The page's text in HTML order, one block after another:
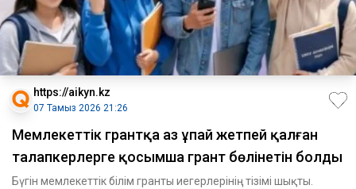
https://aikyn.kz
07 Тамыз 2026 21:26
Мемлекеттік грантқа аз ұпай жетпей қалған
талапкерлерге қосымша грант бөлінетін болды
Бүгін мемлекеттік білім гранты иегерлерінің тізімі шықты.